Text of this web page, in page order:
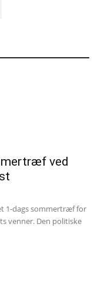
ved
1-dags sommertræf for
venner. Den politiske